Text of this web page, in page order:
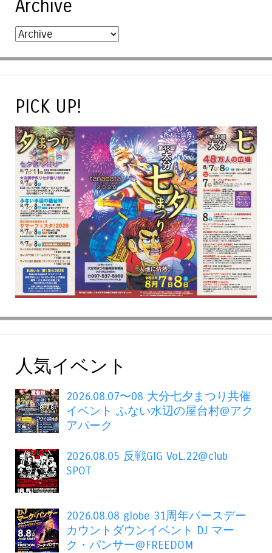
Archive
PICK UP!
人気イベント
2026.08.07〜08 大分七夕まつり共催
イベント ふない水辺の屋台村@アク
アパーク
2026.08.05 反戦GIG VoL.22@club
SPOT
2026.08.08 globe 31周年バースデー
カウントダウンイベント DJ マー
ク・パンサー@FREEDOM